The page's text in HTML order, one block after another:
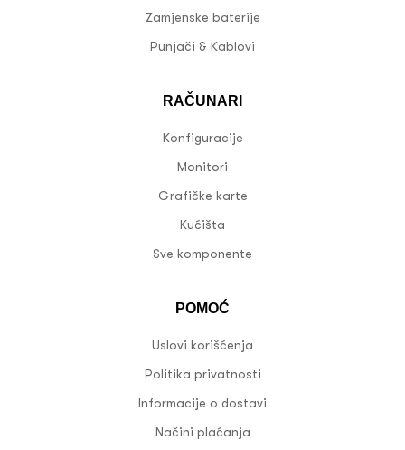
Zamjenske baterije
Punjači & Kablovi
RAČUNARI
Konfiguracije
Monitori
Grafičke karte
Kućišta
Sve komponente
POMOĆ
Uslovi korišćenja
Politika privatnosti
Informacije o dostavi
Načini plaćanja